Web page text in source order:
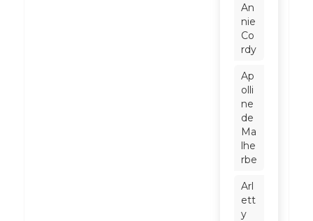
An
nie
Co
rdy
Ap
olli
ne
de
Ma
lhe
rbe
Arl
ett
y